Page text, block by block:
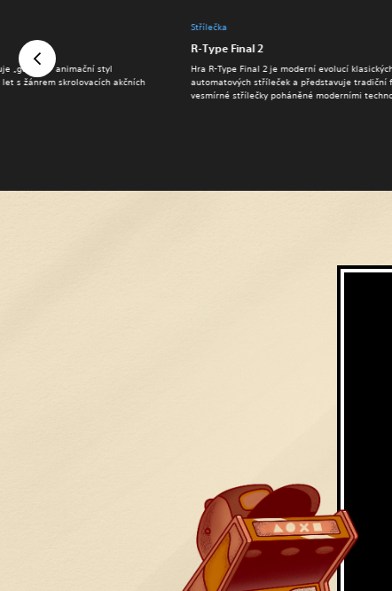
„gumový“ animační styl
s žánrem skrolovacích akčních
Střílečka
R-Type Final 2
Hra R-Type Final 2 je moderní evolucí
automatových stříleček a představuje tradiční
vesmírné střílečky poháněné moderními